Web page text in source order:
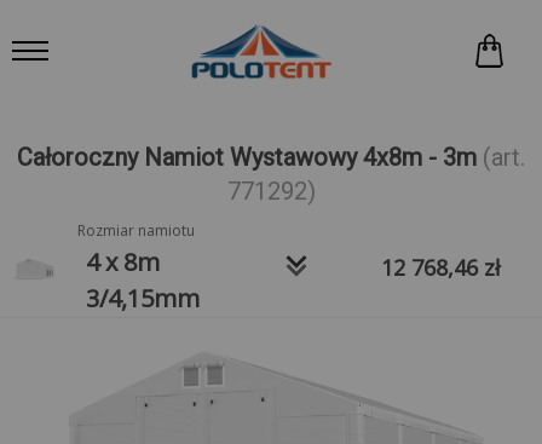
Całoroczny Namiot Wystawowy 4x8m - 3m (art.
771292)
Rozmiar namiotu
4 x 8m
3/4,15mm
keyboard_arrow_down 12 768,46 zł